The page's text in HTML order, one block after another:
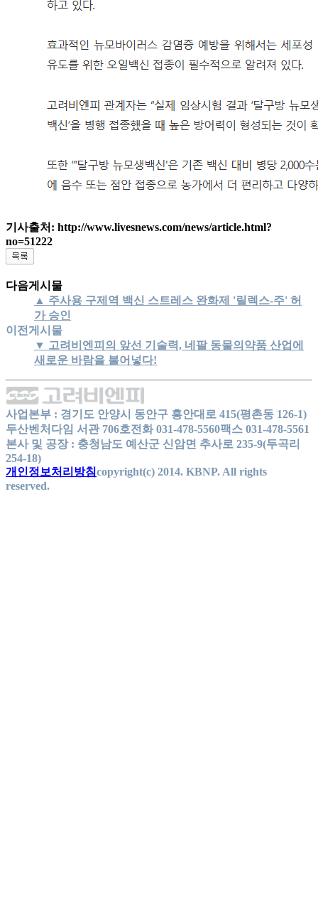
기사출처: http://www.livesnews.com/news/article.html?
no=51222
다음게시물
▲ 주사용 구제역 백신 스트레스 완화제 '릴렉스-주' 허
가 승인
이전게시물
▼ 고려비엔피의 앞선 기술력, 네팔 동물의약품 산업에
새로운 바람을 불어넣다!
사업본부 : 경기도 안양시 동안구 흥안대로 415(평촌동 126-1)
두산벤처다임 서관 706호전화 031-478-5560팩스 031-478-5561
본사 및 공장 : 충청남도 예산군 신암면 추사로 235-9(두곡리
254-18)
개인정보처리방침copyright(c) 2014. KBNP. All rights
reserved.